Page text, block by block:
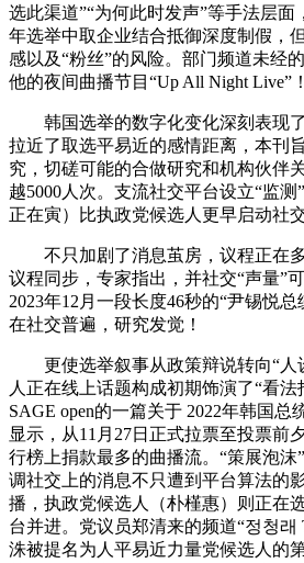
选此渠道”“为何此时发声”等手法层面
年选举中取企业结合抵御深度制假，
感以及“粉丝”的风险。部门频道未经
他的夜间曲播节目“Up All Night Live”！
韩国选举的数字化变化深刻表现了
拉近了取选平易近的感情距离，本刊
究，切磋可能的合做研究和机构伙伴
越5000人次。支流社交平台设立“监
正在寅）比执政党候选人更早启动社交
不只加剧了消息茧房，议程正在多
议程同步，专家指出，并社交“声量”
2023年12月一段长度46秒的“尹锡悦
在社交普遍，研究发觉！
更使选举叙事从政策辩说转向“人
人正在线上话题构成初期饰演了“看
SAGE open的一篇关于 2022年韩国总
显示，从11月27日正式拉票至投票前
行榜上捐款最多的曲播流。“策展泡沫”
调社交上的消息不只遭到平台算法的
播，执政党候选人（朴槿惠）则正在
台并进。党议员郑清来的频道“정청
洙被提名为人平易近力量党候选人的